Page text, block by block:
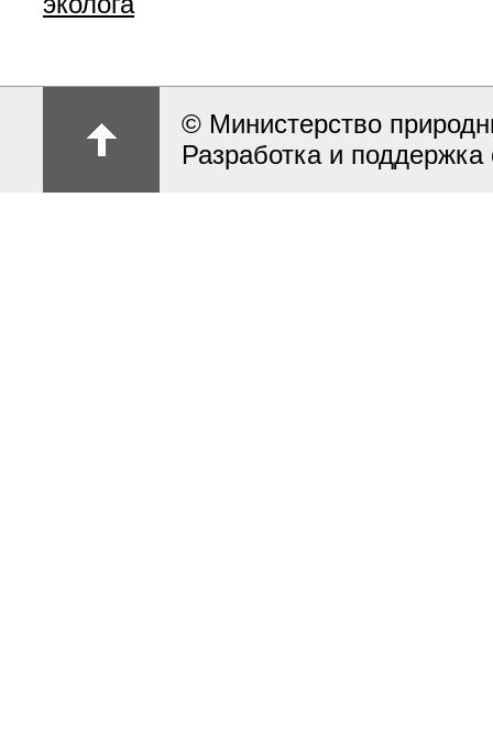
© Министерство
Разработка и